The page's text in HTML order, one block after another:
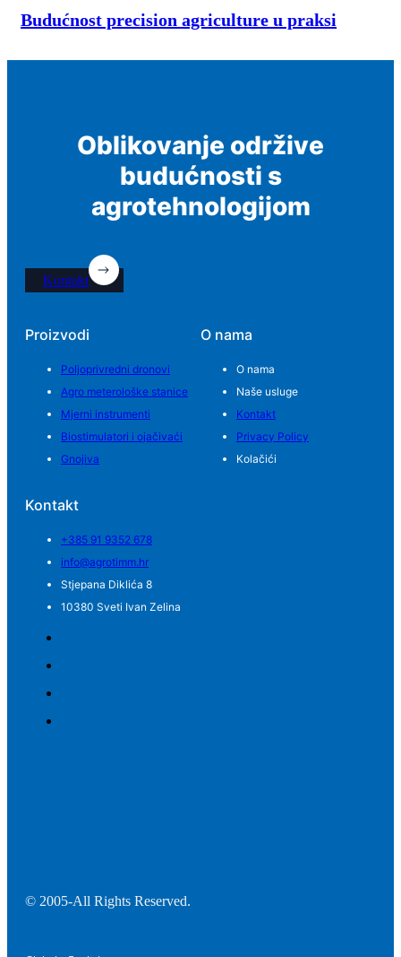
Budućnost precision agriculture u praksi
Oblikovanje održive
budućnosti s
agrotehnologijom
Kontakt
Proizvodi
Poljoprivredni dronovi
Agro meterološke stanice
Mjerni instrumenti
Biostimulatori i ojačivaći
Gnojiva
O nama
O nama
Naše usluge
Kontakt
Privacy Policy
Kolačići
Kontakt
+385 91 9352 678
info@agrotimm.hr
Stjepana Diklića 8
10380 Sveti Ivan Zelina
© 2005-All Rights Reserved.